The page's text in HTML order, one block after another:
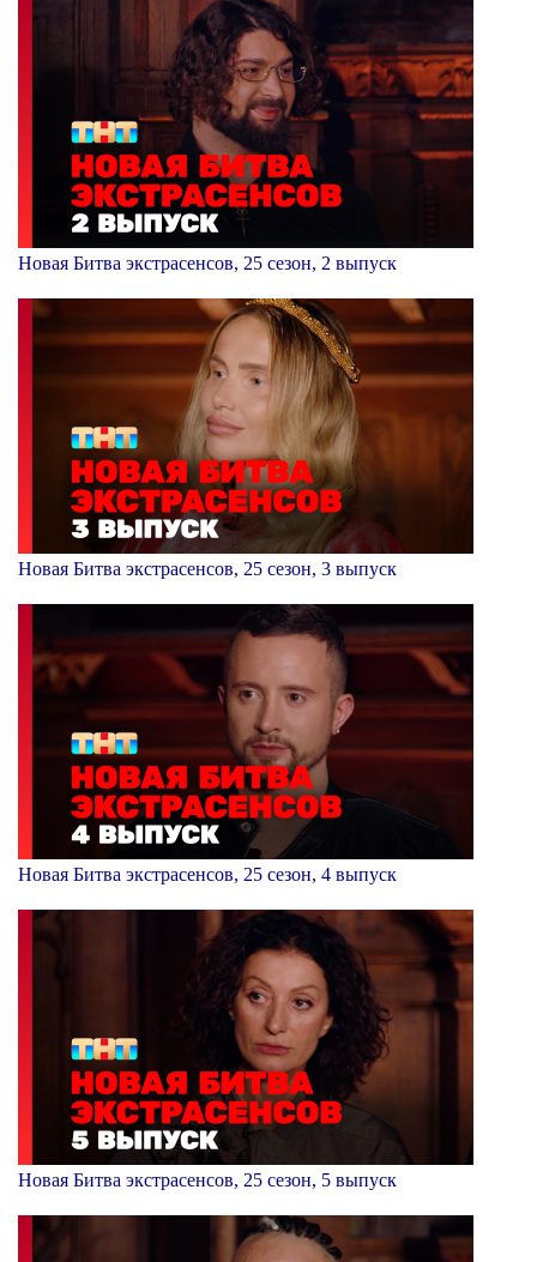
Новая Битва экстрасенсов, 25 сезон, 2 выпуск
Новая Битва экстрасенсов, 25 сезон, 3 выпуск
Новая Битва экстрасенсов, 25 сезон, 4 выпуск
Новая Битва экстрасенсов, 25 сезон, 5 выпуск